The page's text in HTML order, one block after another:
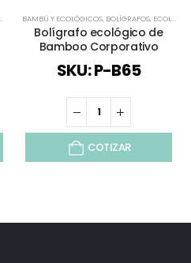
,TODOS
BAMBÚ Y ECOLÓGICOS, BOLÍGRAFOS, ECOLÓGICOS Y SUSTENTABLES
Bolígrafo ecológico de
Bamboo Corporativo
SKU: P-B65
COTIZAR